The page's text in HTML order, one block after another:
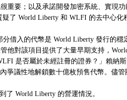
重要；以及承諾開發加密系統、實現
了 World Liberty 和 WLFI 的去中心
借入的代幣是 World Liberty 發行的穩
他對該項目提供了大量早期支持，
是否屬於未經註冊的證券？」賴納斯
爭議性地解鎖數十億枚預售代幣。儘管
了 World Liberty 的營運情況。